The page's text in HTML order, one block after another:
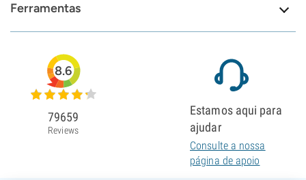
Ferramentas
8.6
79659
Reviews
Estamos aqui para
ajudar
Consulte a nossa
página de apoio